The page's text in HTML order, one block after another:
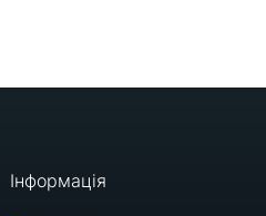
Інформація